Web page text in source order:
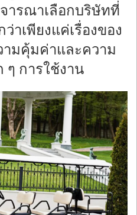
ารณาเลือกบริษัทที่
าเพียงแค่เรื่องของ
ามคุ้มค่าและความ
การใช้งาน